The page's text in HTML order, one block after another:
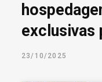
exclusivas
23/10/2025